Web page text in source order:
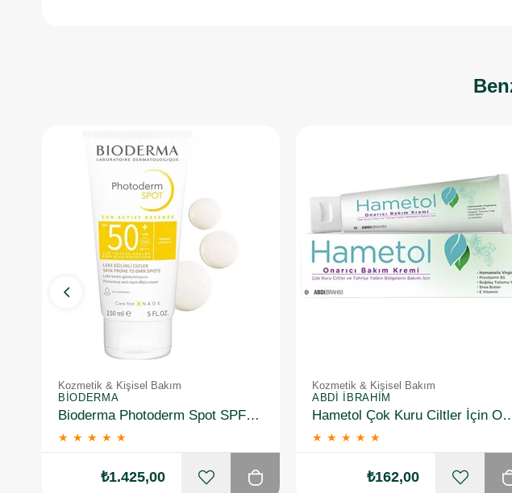
Kozmetik & Kişisel Bakım
BIODERMA
Bioderma Photoderm Spot SPF50+ 150 ml
★ ★ ★ ★ ★
₺1.425,00
Kozmetik & Kişisel Bakım
ABDI İBRAHIM
Hametol Çok Kuru Ciltler İçin
★ ★ ★ ★ ★
₺162,00